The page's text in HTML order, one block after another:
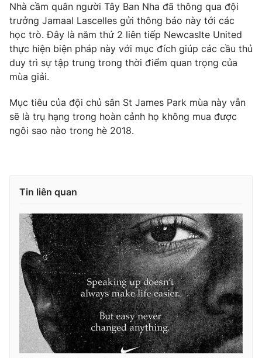
Phim VTV
Hậu trường
Nhân vật
Giải sao mai
Giải trí
Điện ảnh
Âm nhạc
Sao
Đời sống
Làm đẹp
Chất lượng cuộc sống
Giáo dục
Tuyển sinh
Công nghệ
Tư vấn
Lịch phát sóng
Chuyên mục khác
Emagazine Podcast
Photo Infographic
Video Shorts video
Nhà cầm quân người Tây Ban Nha đã thông qua đội
trưởng Jamaal Lascelles gửi thông báo này tới các
học trò. Đây là năm thứ 2 liên tiếp Newcaslte United
thực hiện biện pháp này với mục đích giúp các cầu thủ
duy trì sự tập trung trong thời điểm quan trọng của
mùa giải.
Mục tiêu của đội chủ sân St James Park mùa này vẫn
sẽ là trụ hạng trong hoàn cảnh họ không mua được
ngôi sao nào trong hè 2018.
Tin liên quan